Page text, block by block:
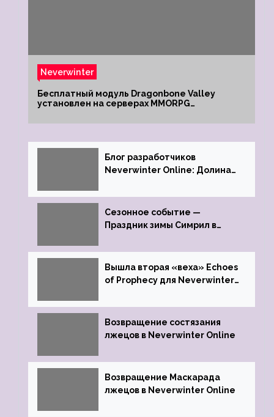
Neverwinter
Бесплатный модуль Dragonbone Valley
установлен на серверах MMORPG
Блог разработчиков
Neverwinter Online: Долина
Сезонное событие —
Праздник зимы Симрил в
Вышла вторая «веха» Echoes
of Prophecy для Neverwinter
Возвращение состязания
лжецов в Neverwinter Online
Возвращение Маскарада
лжецов в Neverwinter Online